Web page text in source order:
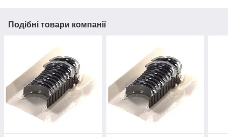
Подібні товари компанії